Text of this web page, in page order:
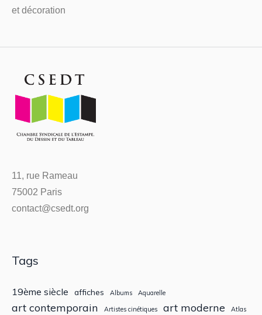
et décoration
11, rue Rameau
75002 Paris
contact@csedt.org
Tags
19ème siècle affiches Albums Aquarelle
art contemporain Artistes cinétiques art moderne Atlas